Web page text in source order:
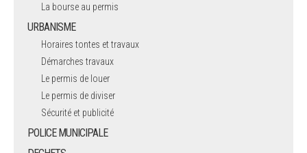
La bourse au permis
URBANISME
Horaires tontes et travaux
Démarches travaux
Le permis de louer
Le permis de diviser
Sécurité et publicité
POLICE MUNICIPALE